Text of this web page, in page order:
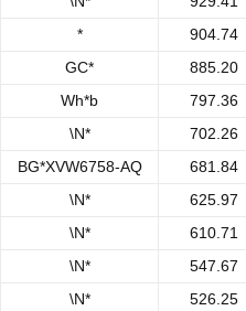
* 904.74
GC* 885.20
Wh*b 797.36
\N* 702.26
BG*XVW6758-AQ 681.84
\N* 625.97
\N* 610.71
\N* 547.67
\N* 526.25